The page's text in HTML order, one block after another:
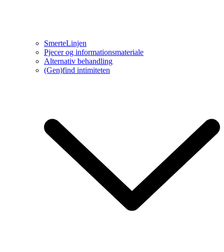
SmerteLinjen
Pjecer og informationsmateriale
Alternativ behandling
(Gen)find intimiteten